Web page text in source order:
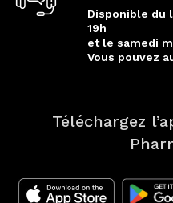
Disponible du
19h
et le samedi
Vous pouvez
Téléchargez